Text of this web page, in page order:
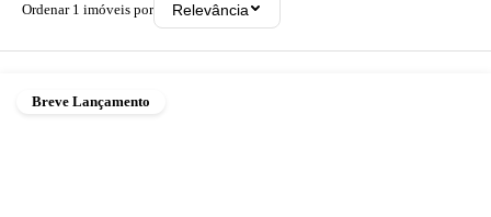
Ordenar 1 imóveis por Relevância
Breve Lançamento